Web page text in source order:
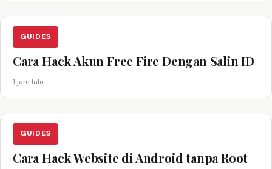
GUIDES
Cara Hack Akun Free Fire Dengan Salin ID
1 jam lalu
GUIDES
Cara Hack Website di Android tanpa Root